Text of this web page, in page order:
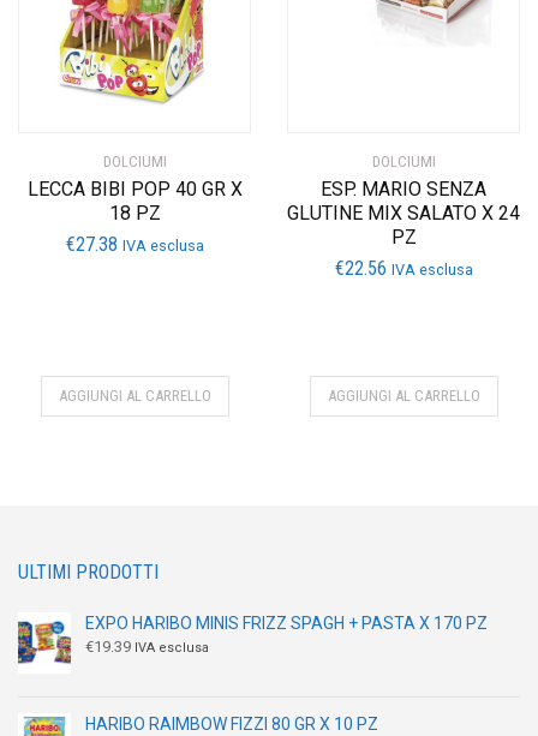
DOLCIUMI
LECCA BIBI POP 40 GR X
18 PZ
€27.38 IVA esclusa
AGGIUNGI AL CARRELLO
DOLCIUMI
ESP. MARIO SENZA
GLUTINE MIX SALATO X 24
PZ
€22.56 IVA esclusa
AGGIUNGI AL CARRELLO
ULTIMI PRODOTTI
EXPO HARIBO MINIS FRIZZ SPAGH + PASTA X 170 PZ
€19.39 IVA esclusa
HARIBO RAIMBOW FIZZI 80 GR X 10 PZ